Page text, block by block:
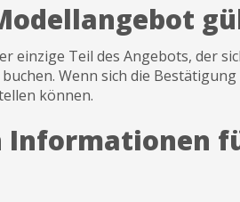
einzige Teil des Angebots, der
Wenn sich die
können.